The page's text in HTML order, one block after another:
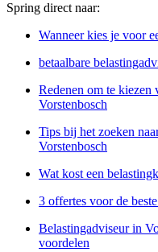
Spring direct naar:
Wanneer kies je voor
betaalbare
Redenen om te kiezen
Vorstenbosch
Tips bij het zoeken
Vorstenbosch
Wat kost een
3 offertes voor de
Belastingadviseur in
voordelen